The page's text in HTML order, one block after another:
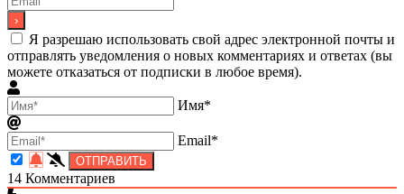
Я разрешаю использовать свой адрес электронной почты и
отправлять уведомления о новых комментариях и ответах (вы
можете отказаться от подписки в любое время).
Имя*
Email*
14 Комментариев